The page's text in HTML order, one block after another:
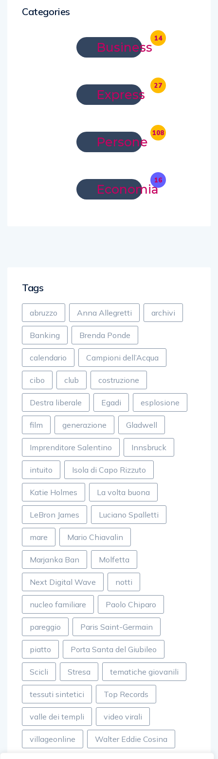
Categories
Business
14
Express
27
Persone
108
Economia
16
Tags
abruzzo Anna Allegretti archivi
Banking Brenda Ponde
calendario Campioni dell’Acqua
cibo club costruzione
Destra liberale Egadi esplosione
film generazione Gladwell
Imprenditore Salentino Innsbruck
intuito Isola di Capo Rizzuto
Katie Holmes La volta buona
LeBron James Luciano Spalletti
mare Mario Chiavalin
Marjanka Ban Molfetta
Next Digital Wave notti
nucleo familiare Paolo Chiparo
pareggio Paris Saint-Germain
piatto Porta Santa del Giubileo
Scicli Stresa tematiche giovanili
tessuti sintetici Top Records
valle dei templi video virali
villageonline Walter Eddie Cosina